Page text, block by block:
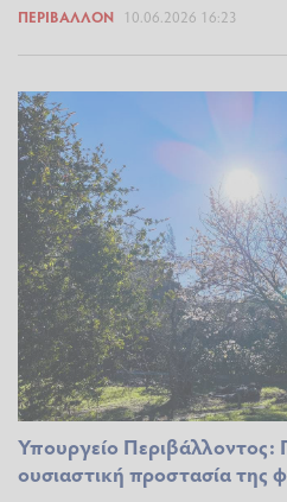
ΠΕΡΙΒΆΛΛΟΝ 10.06.2026 16:23
Υπουργείο Περιβάλλοντος:
ουσιαστική προστασία της